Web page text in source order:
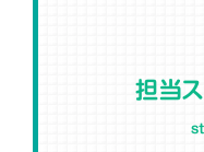
担当